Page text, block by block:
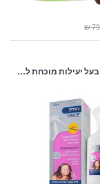
תרסיס הדרין בעל יעילות מוכחת להשמדת כינים וביצי כינים לשיער - מאושר לילדים - 250 מ"ל